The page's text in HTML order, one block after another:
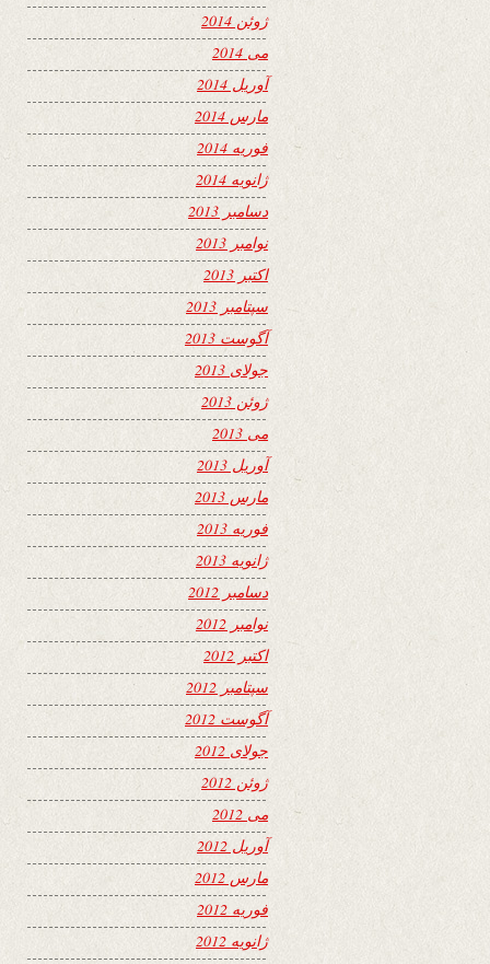
ژوئن 2014
می 2014
آوریل 2014
مارس 2014
فوریه 2014
ژانویه 2014
دسامبر 2013
نوامبر 2013
اکتبر 2013
سپتامبر 2013
آگوست 2013
جولای 2013
ژوئن 2013
می 2013
آوریل 2013
مارس 2013
فوریه 2013
ژانویه 2013
دسامبر 2012
نوامبر 2012
اکتبر 2012
سپتامبر 2012
آگوست 2012
جولای 2012
ژوئن 2012
می 2012
آوریل 2012
مارس 2012
فوریه 2012
ژانویه 2012